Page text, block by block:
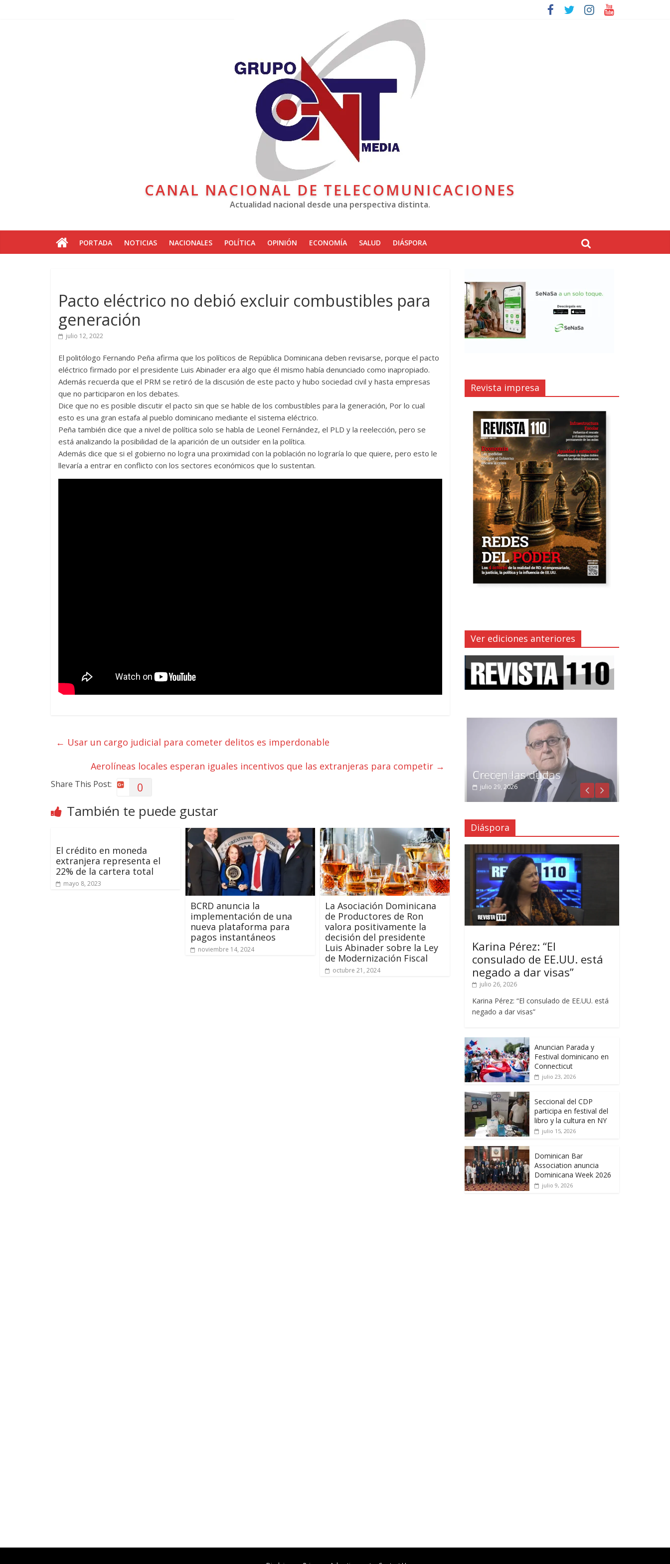
CANAL NACIONAL DE TELECOMUNICACIONES
Actualidad nacional desde una perspectiva distinta.
PORTADA NOTICIAS NACIONALES POLÍTICA OPINIÓN ECONOMÍA SALUD DIÁSPORA
Pacto eléctrico no debió excluir combustibles para
generación
julio 12, 2022
El politólogo Fernando Peña afirma que los políticos de República Dominicana deben revisarse, porque el pacto
eléctrico firmado por el presidente Luis Abinader era algo que él mismo había denunciado como inapropiado.
Además recuerda que el PRM se retiró de la discusión de este pacto y hubo sociedad civil y hasta empresas
que no participaron en los debates.
Dice que no es posible discutir el pacto sin que se hable de los combustibles para la generación, Por lo cual
esto es una gran estafa al pueblo dominicano mediante el sistema eléctrico.
Peña también dice que a nivel de política solo se habla de Leonel Fernández, el PLD y la reelección, pero se
está analizando la posibilidad de la aparición de un outsider en la política.
Además dice que si el gobierno no logra una proximidad con la población no lograría lo que quiere, pero esto le
llevaría a entrar en conflicto con los sectores económicos que lo sustentan.
← Usar un cargo judicial para cometer delitos es imperdonable
Aerolíneas locales esperan iguales incentivos que las extranjeras para competir →
Share This Post: 0
También te puede gustar
El crédito en moneda
extranjera representa el
22% de la cartera total
mayo 8, 2023
BCRD anuncia la
implementación de una
nueva plataforma para
pagos instantáneos
noviembre 14, 2024
La Asociación Dominicana
de Productores de Ron
valora positivamente la
decisión del presidente
Luis Abinader sobre la Ley
de Modernización Fiscal
octubre 21, 2024
Revista impresa
Ver ediciones anteriores
Crecen las dudas
julio 29, 2026
Diáspora
Karina Pérez: “El
consulado de EE.UU. está
negado a dar visas”
julio 26, 2026
Karina Pérez: “El consulado de EE.UU. está
negado a dar visas”
Anuncian Parada y
Festival dominicano en
Connecticut
julio 23, 2026
Seccional del CDP
participa en festival del
libro y la cultura en NY
julio 15, 2026
Dominican Bar
Association anuncia
Dominicana Week 2026
julio 9, 2026